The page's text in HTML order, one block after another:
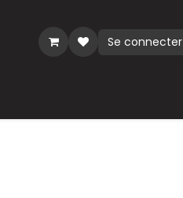
Se connecter